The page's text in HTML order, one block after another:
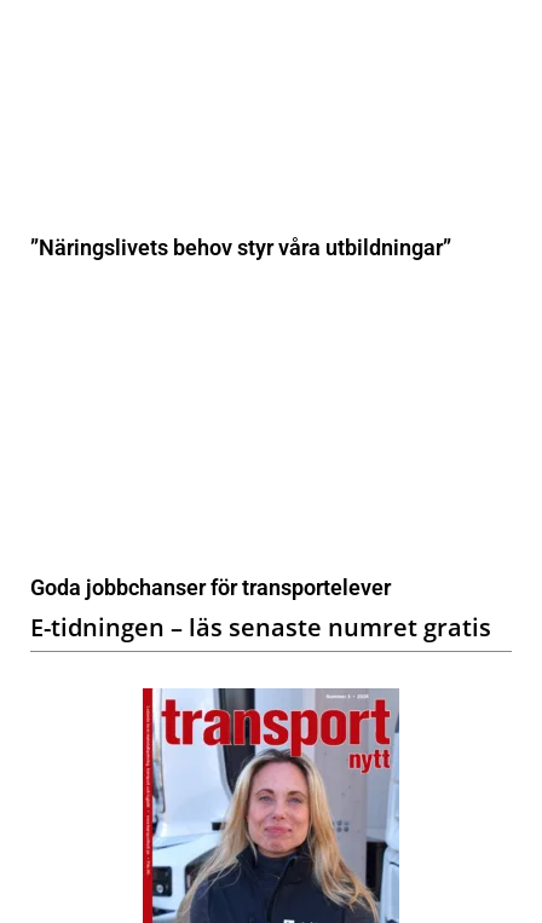
”Näringslivets behov styr våra utbildningar”
Goda jobbchanser för transportelever
E-tidningen – läs senaste numret gratis